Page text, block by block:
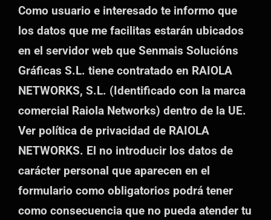
Como usuario e interesado te informo que
los datos que me facilitas estarán ubicados
en el servidor web que Senmais Solucións
Gráficas S.L. tiene contratado en RAIOLA
NETWORKS, S.L. (Identificado con la marca
comercial Raiola Networks) dentro de la UE.
Ver política de privacidad de RAIOLA
NETWORKS. El no introducir los datos de
carácter personal que aparecen en el
formulario como obligatorios podrá tener
como consecuencia que no pueda atender tu